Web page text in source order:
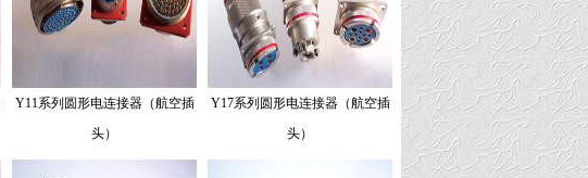
Y11系列圆形电连接器（航空插
头）
Y17系列圆形电连接器（航空插
头）